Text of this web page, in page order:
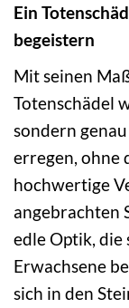
Ein
begeistern
Mit seinen
Totenschädel
sondern
erregen, ohne
hochwertige
angebrachten
edle Optik, die
Erwachsene
sich in den